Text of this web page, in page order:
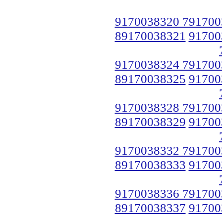
9170038320
89170038321
9170038324
89170038325
9170038328
89170038329
9170038332
89170038333
9170038336
89170038337